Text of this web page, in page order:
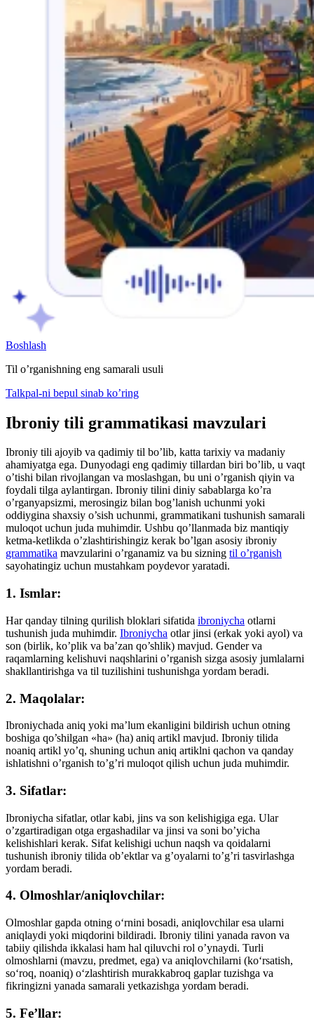
Boshlash
Til o’rganishning eng samarali usuli
Talkpal-ni bepul sinab ko’ring
Ibroniy tili grammatikasi mavzulari
Ibroniy tili ajoyib va ​​qadimiy til bo’lib, katta tarixiy va madaniy
ahamiyatga ega. Dunyodagi eng qadimiy tillardan biri bo’lib, u vaqt
o’tishi bilan rivojlangan va moslashgan, bu uni o’rganish qiyin va
foydali tilga aylantirgan. Ibroniy tilini diniy sabablarga ko’ra
o’rganyapsizmi, merosingiz bilan bog’lanish uchunmi yoki
oddiygina shaxsiy o’sish uchunmi, grammatikani tushunish samarali
muloqot uchun juda muhimdir. Ushbu qo’llanmada biz mantiqiy
ketma-ketlikda o’zlashtirishingiz kerak bo’lgan asosiy ibroniy
grammatika mavzularini o’rganamiz va bu sizning til o’rganish
sayohatingiz uchun mustahkam poydevor yaratadi.
1. Ismlar:
Har qanday tilning qurilish bloklari sifatida ibroniycha otlarni
tushunish juda muhimdir. Ibroniycha otlar jinsi (erkak yoki ayol) va
son (birlik, ko’plik va ba’zan qo’shlik) mavjud. Gender va
raqamlarning kelishuvi naqshlarini o’rganish sizga asosiy jumlalarni
shakllantirishga va til tuzilishini tushunishga yordam beradi.
2. Maqolalar:
Ibroniychada aniq yoki ma’lum ekanligini bildirish uchun otning
boshiga qo’shilgan «ha» (ha) aniq artikl mavjud. Ibroniy tilida
noaniq artikl yo’q, shuning uchun aniq artiklni qachon va qanday
ishlatishni o’rganish to’g’ri muloqot qilish uchun juda muhimdir.
3. Sifatlar:
Ibroniycha sifatlar, otlar kabi, jins va son kelishigiga ega. Ular
o’zgartiradigan otga ergashadilar va jinsi va soni bo’yicha
kelishishlari kerak. Sifat kelishigi uchun naqsh va qoidalarni
tushunish ibroniy tilida ob’ektlar va g’oyalarni to’g’ri tasvirlashga
yordam beradi.
4. Olmoshlar/aniqlovchilar:
Olmoshlar gapda otning o‘rnini bosadi, aniqlovchilar esa ularni
aniqlaydi yoki miqdorini bildiradi. Ibroniy tilini yanada ravon va
tabiiy qilishda ikkalasi ham hal qiluvchi rol o’ynaydi. Turli
olmoshlarni (mavzu, predmet, ega) va aniqlovchilarni (ko‘rsatish,
so‘roq, noaniq) o‘zlashtirish murakkabroq gaplar tuzishga va
fikringizni yanada samarali yetkazishga yordam beradi.
5. Fe’llar: